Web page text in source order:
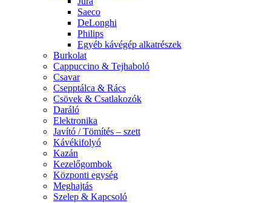
Saeco
DeLonghi
Philips
Egyéb kávégép alkatrészek
Burkolat
Cappuccino & Tejhaboló
Csavar
Csepptálca & Rács
Csövek & Csatlakozók
Daráló
Elektronika
Javító / Tömítés – szett
Kávékifolyó
Kazán
Kezelőgombok
Központi egység
Meghajtás
Szelep & Kapcsoló